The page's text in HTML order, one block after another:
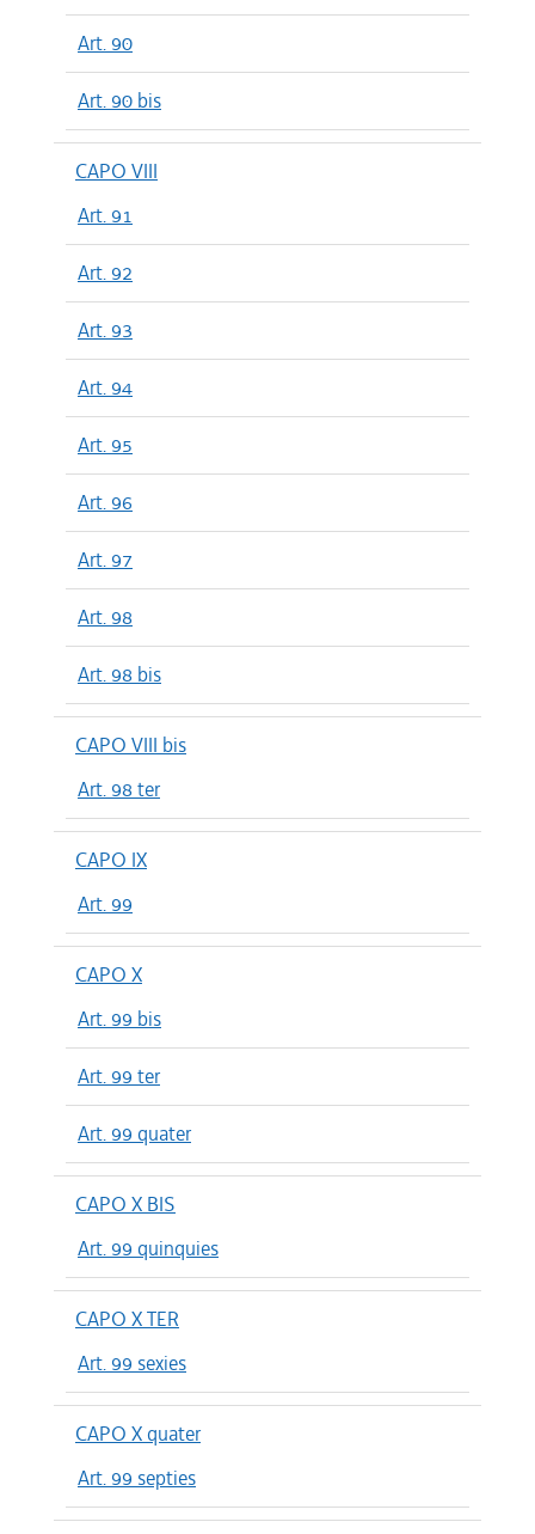
Art. 90
Art. 90 bis
CAPO VIII
Art. 91
Art. 92
Art. 93
Art. 94
Art. 95
Art. 96
Art. 97
Art. 98
Art. 98 bis
CAPO VIII bis
Art. 98 ter
CAPO IX
Art. 99
CAPO X
Art. 99 bis
Art. 99 ter
Art. 99 quater
CAPO X BIS
Art. 99 quinquies
CAPO X TER
Art. 99 sexies
CAPO X quater
Art. 99 septies